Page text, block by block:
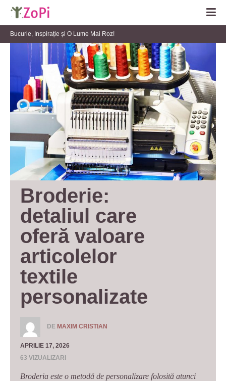
Bucurie, Inspirație și O Lume Mai Roz!
Broderie:
detaliul care
oferă valoare
articolelor
textile
personalizate
DE MAXIM CRISTIAN
APRILIE 17, 2026
63 VIZUALIZARI
Broderia este o metodă de personalizare folosită atunci